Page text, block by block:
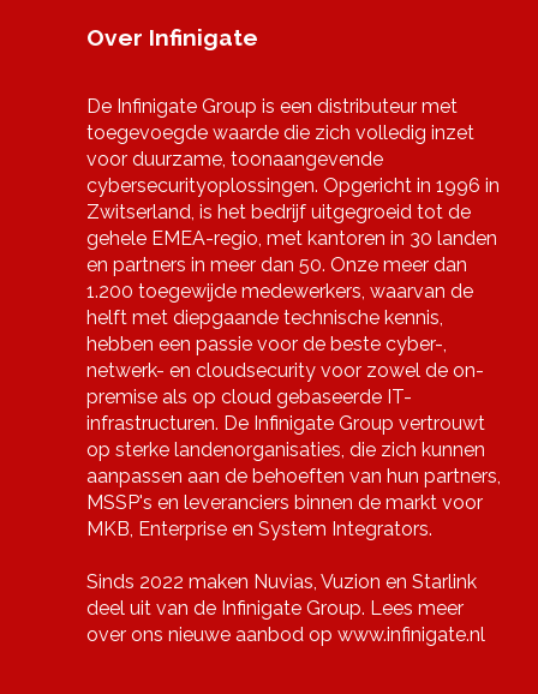
Over Infinigate
De Infinigate Group is een distributeur met
toegevoegde waarde die zich volledig inzet
voor duurzame, toonaangevende
cybersecurityoplossingen. Opgericht in 1996 in
Zwitserland, is het bedrijf uitgegroeid tot de
gehele EMEA-regio, met kantoren in 30 landen
en partners in meer dan 50. Onze meer dan
1.200 toegewijde medewerkers, waarvan de
helft met diepgaande technische kennis,
hebben een passie voor de beste cyber-,
netwerk- en cloudsecurity voor zowel de on-
premise als op cloud gebaseerde IT-
infrastructuren. De Infinigate Group vertrouwt
op sterke landenorganisaties, die zich kunnen
aanpassen aan de behoeften van hun partners,
MSSP's en leveranciers binnen de markt voor
MKB, Enterprise en System Integrators.
Sinds 2022 maken Nuvias, Vuzion en Starlink
deel uit van de Infinigate Group. Lees meer
over ons nieuwe aanbod op www.infinigate.nl